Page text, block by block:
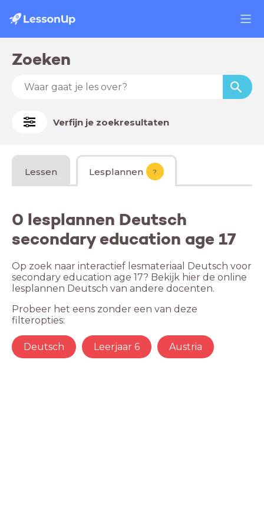
Zoeken
Verfijn je zoekresultaten
Lessen Lesplannen ?
0 lesplannen Deutsch
secondary education age 17
Op zoek naar interactief lesmateriaal Deutsch voor
secondary education age 17? Bekijk hier de online
lesplannen Deutsch van andere docenten.
Probeer het eens zonder een van deze
filteropties:
Deutsch Leerjaar 6 Austria